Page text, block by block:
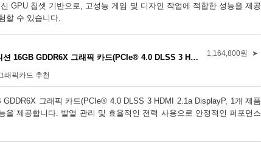
GPU 칩셋 기반으로, 고성능 게임 및 디자인 작업에 적합한 성능을 제공
할 수 있습니다.
ASUS SFF 준비 프라임 지포스 RTX™ 4070 Ti 슈퍼 OC 에디션 16GB GDDR6X 그래픽 카드(PCIe® 4.0 DLSS 3 HDMI 2.1a DisplayP, 1개 1,164,800원 ➤
래픽카드 추천
그래픽 카드(PCIe® 4.0 DLSS 3 HDMI 2.1a DisplayP, 1개 제품
제공합니다. 발열 관리 및 효율적인 전력 사용으로 안정적인 퍼포먼스